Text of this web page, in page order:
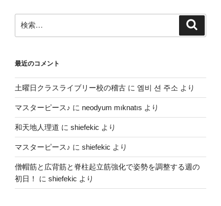
索:
最近のコメント
土曜日クラスライブリー校の稽古 に 엠비 션 주소 より
マスターピース♪ に neodyum mıknatıs より
和天地人理道 に shiefekic より
マスターピース♪ に shiefekic より
僧帽筋と広背筋と脊柱起立筋強化で姿勢を調整する週の
初日！
に shiefekic より